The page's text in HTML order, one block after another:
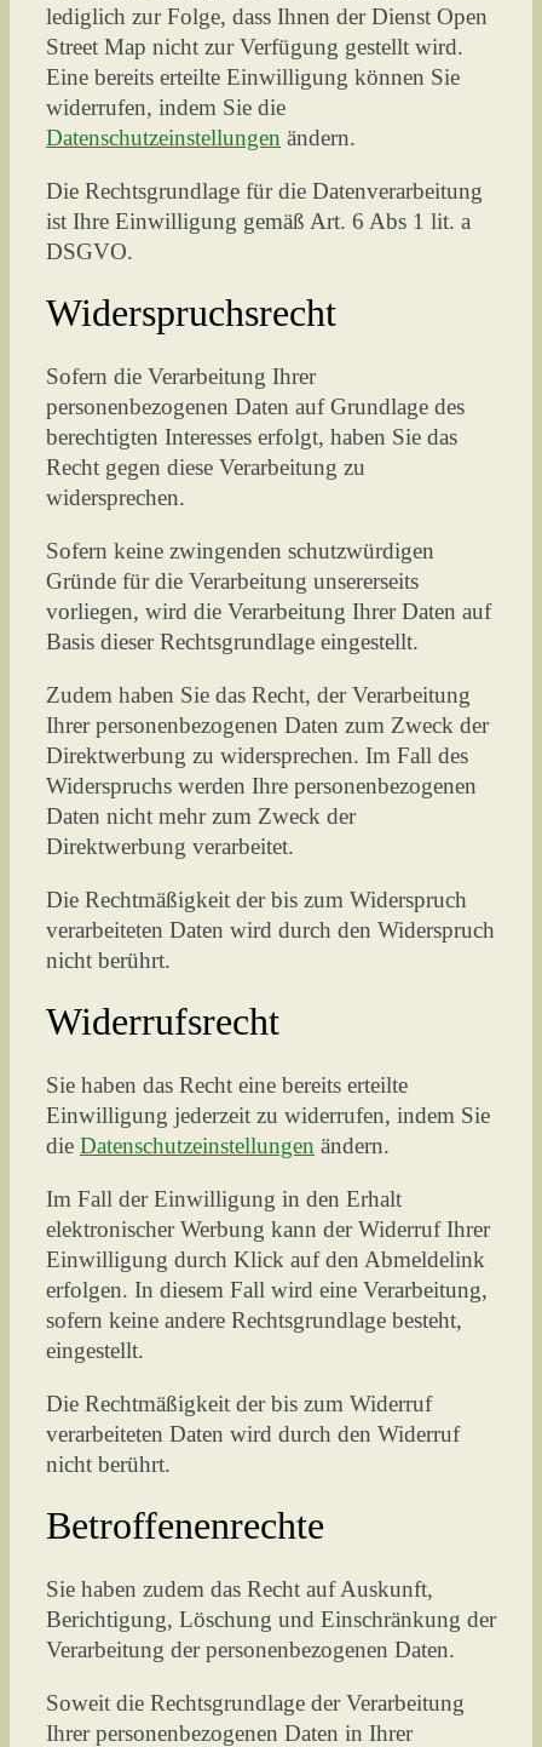
lediglich zur Folge, dass Ihnen der Dienst Open
Street Map nicht zur Verfügung gestellt wird.
Eine bereits erteilte Einwilligung können Sie
widerrufen, indem Sie die
Datenschutzeinstellungen ändern.
Die Rechtsgrundlage für die Datenverarbeitung
ist Ihre Einwilligung gemäß Art. 6 Abs 1 lit. a
DSGVO.
Widerspruchsrecht
Sofern die Verarbeitung Ihrer
personenbezogenen Daten auf Grundlage des
berechtigten Interesses erfolgt, haben Sie das
Recht gegen diese Verarbeitung zu
widersprechen.
Sofern keine zwingenden schutzwürdigen
Gründe für die Verarbeitung unsererseits
vorliegen, wird die Verarbeitung Ihrer Daten auf
Basis dieser Rechtsgrundlage eingestellt.
Zudem haben Sie das Recht, der Verarbeitung
Ihrer personenbezogenen Daten zum Zweck der
Direktwerbung zu widersprechen. Im Fall des
Widerspruchs werden Ihre personenbezogenen
Daten nicht mehr zum Zweck der
Direktwerbung verarbeitet.
Die Rechtmäßigkeit der bis zum Widerspruch
verarbeiteten Daten wird durch den Widerspruch
nicht berührt.
Widerrufsrecht
Sie haben das Recht eine bereits erteilte
Einwilligung jederzeit zu widerrufen, indem Sie
die Datenschutzeinstellungen ändern.
Im Fall der Einwilligung in den Erhalt
elektronischer Werbung kann der Widerruf Ihrer
Einwilligung durch Klick auf den Abmeldelink
erfolgen. In diesem Fall wird eine Verarbeitung,
sofern keine andere Rechtsgrundlage besteht,
eingestellt.
Die Rechtmäßigkeit der bis zum Widerruf
verarbeiteten Daten wird durch den Widerruf
nicht berührt.
Betroffenenrechte
Sie haben zudem das Recht auf Auskunft,
Berichtigung, Löschung und Einschränkung der
Verarbeitung der personenbezogenen Daten.
Soweit die Rechtsgrundlage der Verarbeitung
Ihrer personenbezogenen Daten in Ihrer